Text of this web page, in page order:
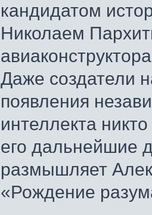
кандидатом
Николаем
Даже создатели
появления
интеллекта
его дальнейшие
размышляет
«Рождение